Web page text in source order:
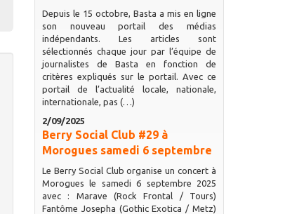
Depuis le 15 octobre, Basta a mis en ligne
son nouveau portail des médias
indépendants. Les articles sont
sélectionnés chaque jour par l’équipe de
journalistes de Basta en fonction de
critères expliqués sur le portail. Avec ce
portail de l’actualité locale, nationale,
internationale, pas (…)
2/09/2025
Berry Social Club #29 à
Morogues samedi 6 septembre
Le Berry Social Club organise un concert à
Morogues le samedi 6 septembre 2025
avec : Marave (Rock Frontal / Tours)
Fantôme Josepha (Gothic Exotica / Metz)